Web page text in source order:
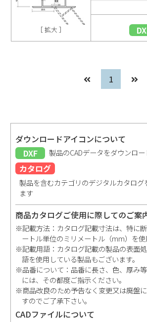
［ 拡大 ］
1
ダウンロードアイコンについて
DXF
製品のCADデータをダウンロ
カタログ
製品を含むカテゴリのデジタルカタログ
ます
商品カタログご使用に際してのご案
※記載方法：カタログ記載寸法は、特に
ートル単位のミリメートル（mm）を使
※記載用語：カタログ記載の製品の表面
語を使用している製品もございます。
※品番について：品番に長さ、色、厚み
には、その都度ご指示ください。
※商品改良のため予告なく変更又は廃盤
すのでご了承下さい。
CADファイルについて